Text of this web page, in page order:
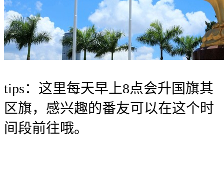
tips：这里每天早上8点会升国旗其
区旗，感兴趣的番友可以在这个时
间段前往哦。